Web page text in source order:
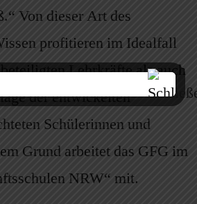
Von dieser Art des
profitieren im Idealfall
Lehrkräfte als auch
der entwickelten
Schülerinnen und
Grund arbeitet das GFG im
NRW“ mit.